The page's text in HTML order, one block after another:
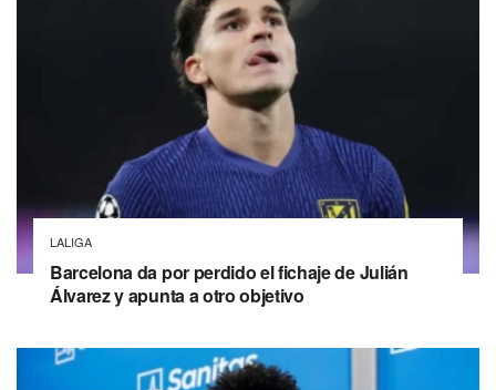
LALIGA
Barcelona da por perdido el fichaje de Julián
Álvarez y apunta a otro objetivo